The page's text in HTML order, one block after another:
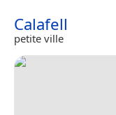
Calafell
petite ville